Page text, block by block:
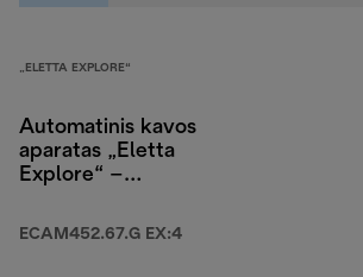
„ELETTA EXPLORE“
Automatinis kavos
aparatas „Eletta
Explore“ –
ECAM452.67.G EX:4